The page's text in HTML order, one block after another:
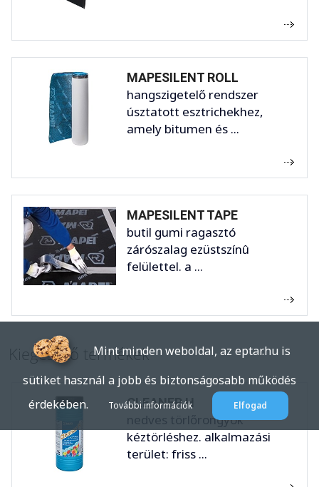
MAPESILENT ROLL
hangszigetelő rendszer
úsztatott esztrichekhez,
amely bitumen és ...
MAPESILENT TAPE
butil gumi ragasztó
zárószalag ezüstszínû
felülettel. a ...
Kiegészítő termékek
CLEANER H
nedves törlőrongyok
kéztörléshez. alkalmazási
terület: friss ...
Mint minden weboldal, az eptar.hu is
sütiket használ a jobb és biztonságosabb működés
érdekében.
További információk Elfogad